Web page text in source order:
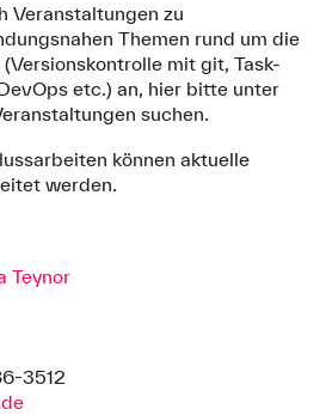
Veranstaltungen zu
Themen rund um die
mit git, Task-
etc.) an, hier bitte unter
suchen.
können aktuelle
werden.
Teynor
3512